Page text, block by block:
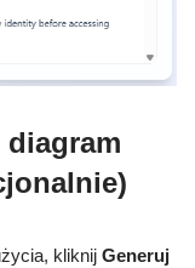
kliknij Generuj